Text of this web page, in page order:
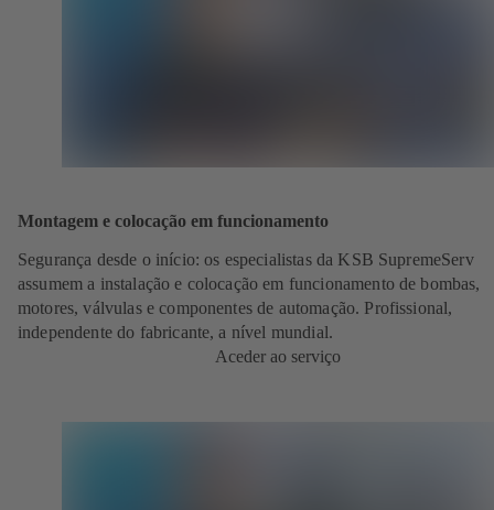
Montagem e colocação em funcionamento
Segurança desde o início: os especialistas da KSB SupremeServ
assumem a instalação e colocação em funcionamento de bombas,
motores, válvulas e componentes de automação. Profissional,
independente do fabricante, a nível mundial.
Aceder ao serviço